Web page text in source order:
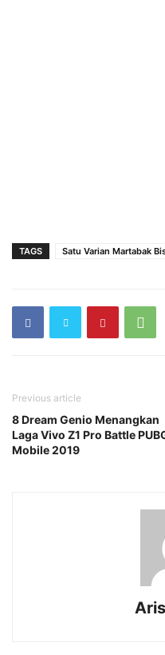
TAGS Satu Varian Martabak
Previous article
8 Dream Genio Menangkan
Laga Vivo Z1 Pro Battle
Mobile 2019